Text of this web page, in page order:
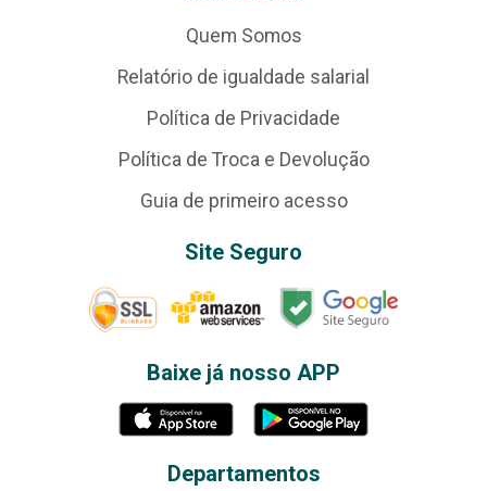
Quem Somos
Relatório de igualdade salarial
Política de Privacidade
Política de Troca e Devolução
Guia de primeiro acesso
Site Seguro
Baixe já nosso APP
Departamentos